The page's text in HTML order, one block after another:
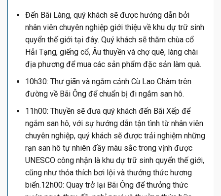
Đến Bãi Làng, quý khách sẽ được hướng dẫn bởi
nhân viên chuyên nghiệp giới thiệu về khu dự trữ sinh
quyển thế giới tại đây. Quý khách sẽ thăm chùa cổ
Hải Tạng, giếng cổ, Âu thuyền và chợ quê, làng chài
địa phương để mua các sản phẩm đặc sản làm quà.
10h30: Thư giãn và ngắm cảnh Cù Lao Chàm trên
đường về Bãi Ông để chuẩn bị đi ngắm san hô.
11h00: Thuyền sẽ đưa quý khách đến Bãi Xếp để
ngắm san hô, với sự hướng dẫn tận tình từ nhân viên
chuyên nghiệp, quý khách sẽ được trải nghiệm những
rạn san hô tự nhiên đầy màu sắc trong vịnh được
UNESCO công nhận là khu dự trữ sinh quyển thế giới,
cũng như thỏa thích bơi lội và thưởng thức hương
biển.12h00: Quay trở lại Bãi Ông để thưởng thức